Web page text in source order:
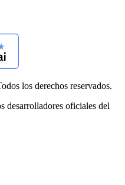
los derechos reservados.
desarrolladores oficiales del